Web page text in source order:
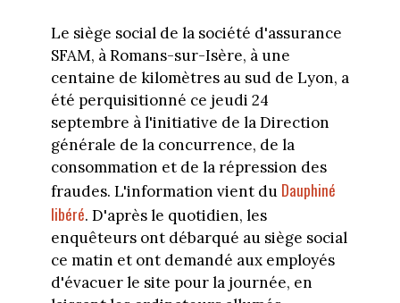
Le siège social de la société d'assurance
SFAM, à Romans-sur-Isère, à une
centaine de kilomètres au sud de Lyon, a
été perquisitionné ce jeudi 24
septembre à l'initiative de la Direction
générale de la concurrence, de la
consommation et de la répression des
fraudes. L'information vient du Dauphiné
libéré. D'après le quotidien, les
enquêteurs ont débarqué au siège social
ce matin et ont demandé aux employés
d'évacuer le site pour la journée, en